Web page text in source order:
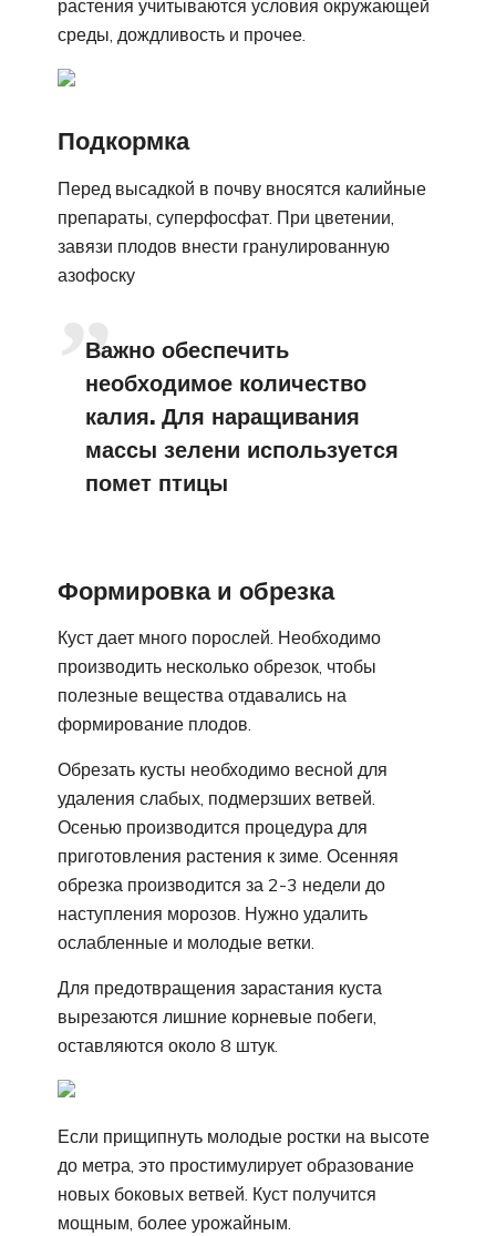
растения учитываются условия окружающей
среды, дождливость и прочее.
Подкормка
Перед высадкой в почву вносятся калийные
препараты, суперфосфат. При цветении,
завязи плодов внести гранулированную
азофоску
Важно обеспечить
необходимое количество
калия. Для наращивания
массы зелени используется
помет птицы
Формировка и обрезка
Куст дает много порослей. Необходимо
производить несколько обрезок, чтобы
полезные вещества отдавались на
формирование плодов.
Обрезать кусты необходимо весной для
удаления слабых, подмерзших ветвей.
Осенью производится процедура для
приготовления растения к зиме. Осенняя
обрезка производится за 2-3 недели до
наступления морозов. Нужно удалить
ослабленные и молодые ветки.
Для предотвращения зарастания куста
вырезаются лишние корневые побеги,
оставляются около 8 штук.
Если прищипнуть молодые ростки на высоте
до метра, это простимулирует образование
новых боковых ветвей. Куст получится
мощным, более урожайным.